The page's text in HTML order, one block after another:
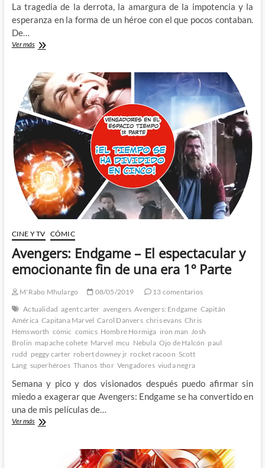
La tragedia de la derrota, la amargura de la impotencia y la
esperanza en la forma de un héroe con el que pocos contaban.
De…
Ver másAvengers:
El
espectacular
y
emocionante
fin
de
una
era
2º
Parte
CINE Y TV CÓMIC
Avengers: Endgame – El espectacular y
emocionante fin de una era 1º Parte
M'Rabo Mhulargo 08/05/2019
13 comentarios
Actualidad agent carter avengers Avengers: Endgame Capitán
América Capitana Marvel Carol Danvers chris evans Chris
Hemsworth cómic comics Hombre Hormiga iron man Josh
Brolin mapache cohete Marvel mcu Nebula Ojo de Halcón paul
rudd peggy carter robert downey jr rocket racoon Scott
Lang superhéroes Thanos thor Vengadores viuda negra
Semana y pico y dos visionados después puedo afirmar sin
miedo a exagerar que Avengers: Endgame se ha convertido en
una de mis películas de…
Ver másAvengers:
espectacular